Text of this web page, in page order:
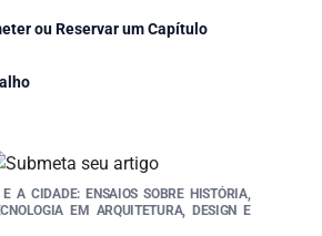
ou Reservar um Capítulo
E A CIDADE: ENSAIOS SOBRE HISTÓRIA,
EM ARQUITETURA, DESIGN E